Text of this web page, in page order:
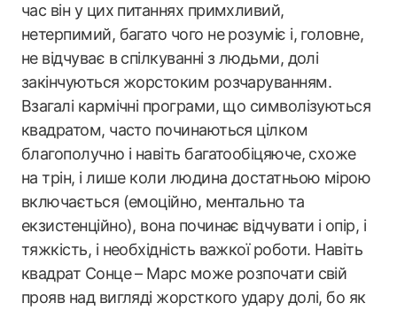
час він у цих питаннях примхливий,
нетерпимий, багато чого не розуміє і, головне,
не відчуває в спілкуванні з людьми, долі
закінчуються жорстоким розчаруванням.
Взагалі кармічні програми, що символізуються
квадратом, часто починаються цілком
благополучно і навіть багатообіцяюче, схоже
на трін, і лише коли людина достатньою мірою
включається (емоційно, ментально та
екзистенційно), вона починає відчувати і опір, і
тяжкість, і необхідність важкої роботи. Навіть
квадрат Сонце – Марс може розпочати свій
прояв над вигляді жорсткого удару долі, бо як